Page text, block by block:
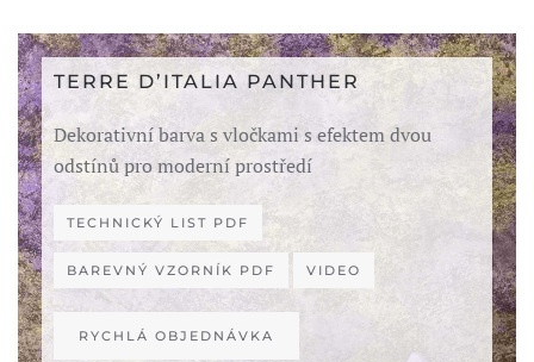
TERRE D’ITALIA PANTHER
Dekorativní barva s vločkami s efektem dvou
odstínů pro moderní prostředí
TECHNICKÝ LIST PDF
BAREVNÝ VZORNÍK PDF VIDEO
RYCHLÁ OBJEDNÁVKA